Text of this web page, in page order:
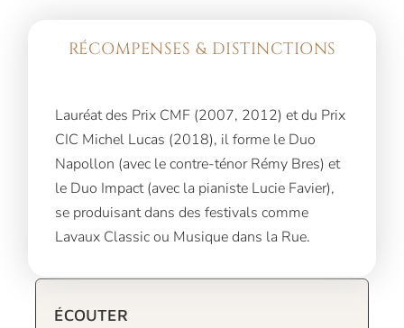
RÉCOMPENSES & DISTINCTIONS
Lauréat des Prix CMF (2007, 2012) et du Prix
CIC Michel Lucas (2018), il forme le Duo
Napollon (avec le contre-ténor Rémy Bres) et
le Duo Impact (avec la pianiste Lucie Favier),
se produisant dans des festivals comme
Lavaux Classic ou Musique dans la Rue.
ÉCOUTER